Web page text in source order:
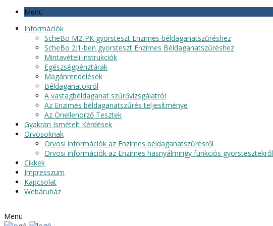
Menü
Információk
ScheBo M2-PK gyorsteszt Enzimes béldaganatszűréshez
ScheBo 2:1-ben gyorsteszt Enzimes Béldaganatszűréshez
Mintavételi instrukciók
Egészségpénztárak
Magánrendelések
Béldaganatokról
A vastagbéldaganat szűrővizsgálatról
Az Enzimes béldaganatszűrés teljesítménye
Az Önellenörző Tesztek
Gyakran Ismételt Kérdések
Orvosoknak
Orvosi információk az Enzimes béldaganatszűrésről
Orvosi információk az Enzimes hasnyálmirigy funkciós gyorstesztekről
Cikkek
Impresszum
Kapcsolat
Webáruház
Menü